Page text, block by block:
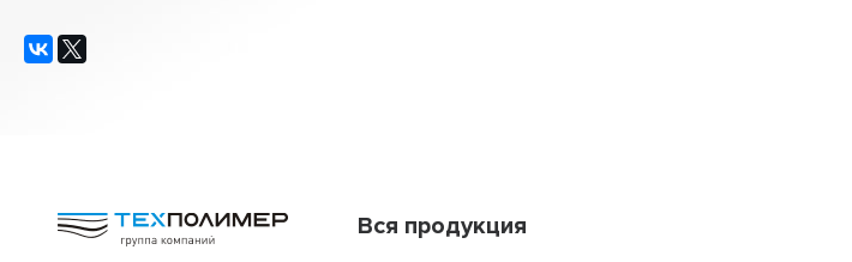
Вся продукция